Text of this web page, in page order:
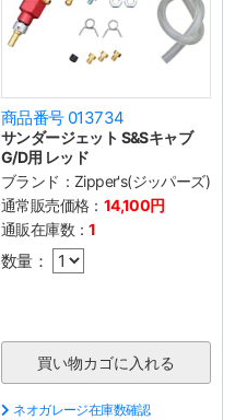
商品番号 013734
サンダージェット S&Sキャブ
G/D用 レッド
ブランド： Zipper's(ジッパーズ)
通常販売価格： 14,100円
通販在庫数：1
数量：
ネオガレージ在庫数確認